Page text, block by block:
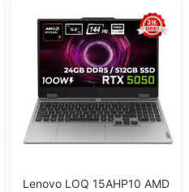
Lenovo LOQ 15AHP10 AMD